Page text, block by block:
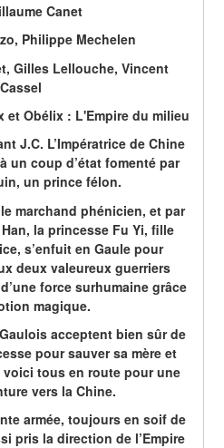
Canet
Philippe Mechelen
Gilles Lellouche, Vincent
Cassel
et Obélix : L'Empire du milieu
J.C. L’Impératrice de Chine
un coup d’état fomenté par
un prince félon.
marchand phénicien, et par
la princesse Fu Yi, fille
s’enfuit en Gaule pour
deux valeureux guerriers
force surhumaine grâce
magique.
acceptent bien sûr de
pour sauver sa mère et
tous en route pour une
vers la Chine.
armée, toujours en soif de
pris la direction de l’Empire